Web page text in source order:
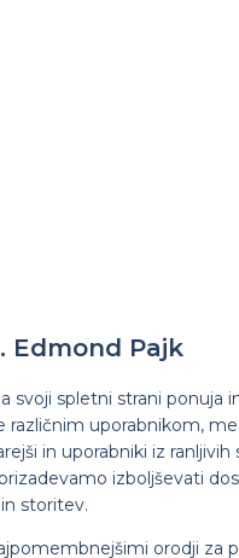
Edmond Pajk
svoji spletni strani ponuja
različnim uporabnikom,
in uporabniki iz ranljivih
izboljševati
storitev.
orodji za